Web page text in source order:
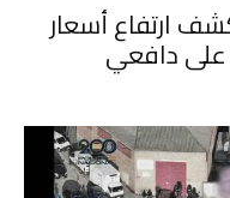
ارتفاع أسعار
على دافعي